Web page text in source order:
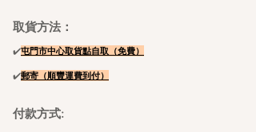
取貨方法：
✔️屯門市中心取貨點自取（免費）
✔️郵寄（順豐運​費到付）
付款方式: